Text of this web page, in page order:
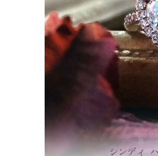
【ご利用いただけるコンビニ】
ローソン、セイコーマート、ミ
【お支払い方法について】
お支払い内容については、購
送りしていますのでご確認くだ
※メールの受信設定で